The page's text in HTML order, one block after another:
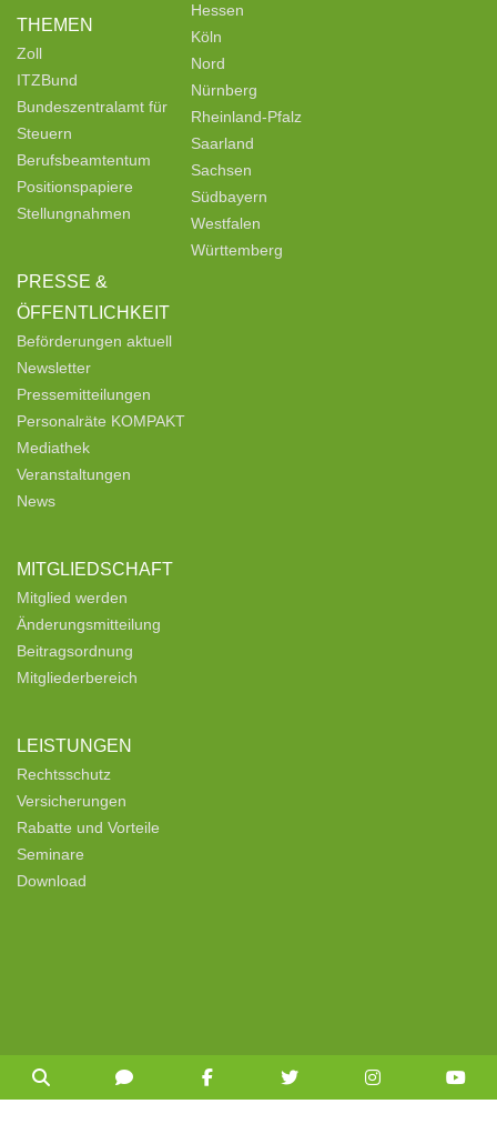
THEMEN
Zoll
ITZBund
Bundeszentralamt für
Steuern
Berufsbeamtentum
Positionspapiere
Stellungnahmen
PRESSE &
ÖFFENTLICHKEIT
Beförderungen aktuell
Newsletter
Pressemitteilungen
Personalräte KOMPAKT
Mediathek
Veranstaltungen
News
MITGLIEDSCHAFT
Mitglied werden
Änderungsmitteilung
Beitragsordnung
Mitgliederbereich
LEISTUNGEN
Rechtsschutz
Versicherungen
Rabatte und Vorteile
Seminare
Download
Hessen
Köln
Nord
Nürnberg
Rheinland-Pfalz
Saarland
Sachsen
Südbayern
Westfalen
Württemberg